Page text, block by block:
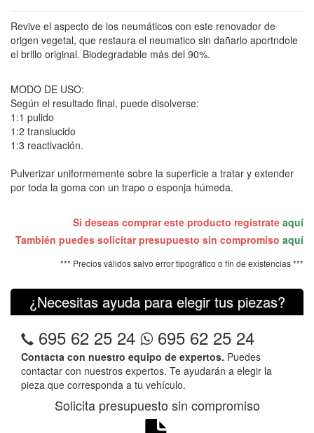
Revive el aspecto de los neumáticos con este renovador de
origen vegetal, que restaura el neumatico sin dañarlo aportndole
el brillo original. Biodegradable más del 90%.
MODO DE USO:
Según el resultado final, puede disolverse:
1:1 pulido
1:2 translucido
1:3 reactivación.
Pulverizar uniformemente sobre la superficie a tratar y extender
por toda la goma con un trapo o esponja húmeda.
Si deseas comprar este producto regístrate aquí
También puedes solicitar presupuesto sin compromiso aquí
*** Precios válidos salvo error tipográfico o fin de existencias ***
¿Necesitas ayuda para elegir tus piezas?
695 62 25 24 695 62 25 24
Contacta con nuestro equipo de expertos. Puedes
contactar con nuestros expertos. Te ayudarán a elegir la
pieza que corresponda a tu vehículo.
Solicita presupuesto sin compromiso